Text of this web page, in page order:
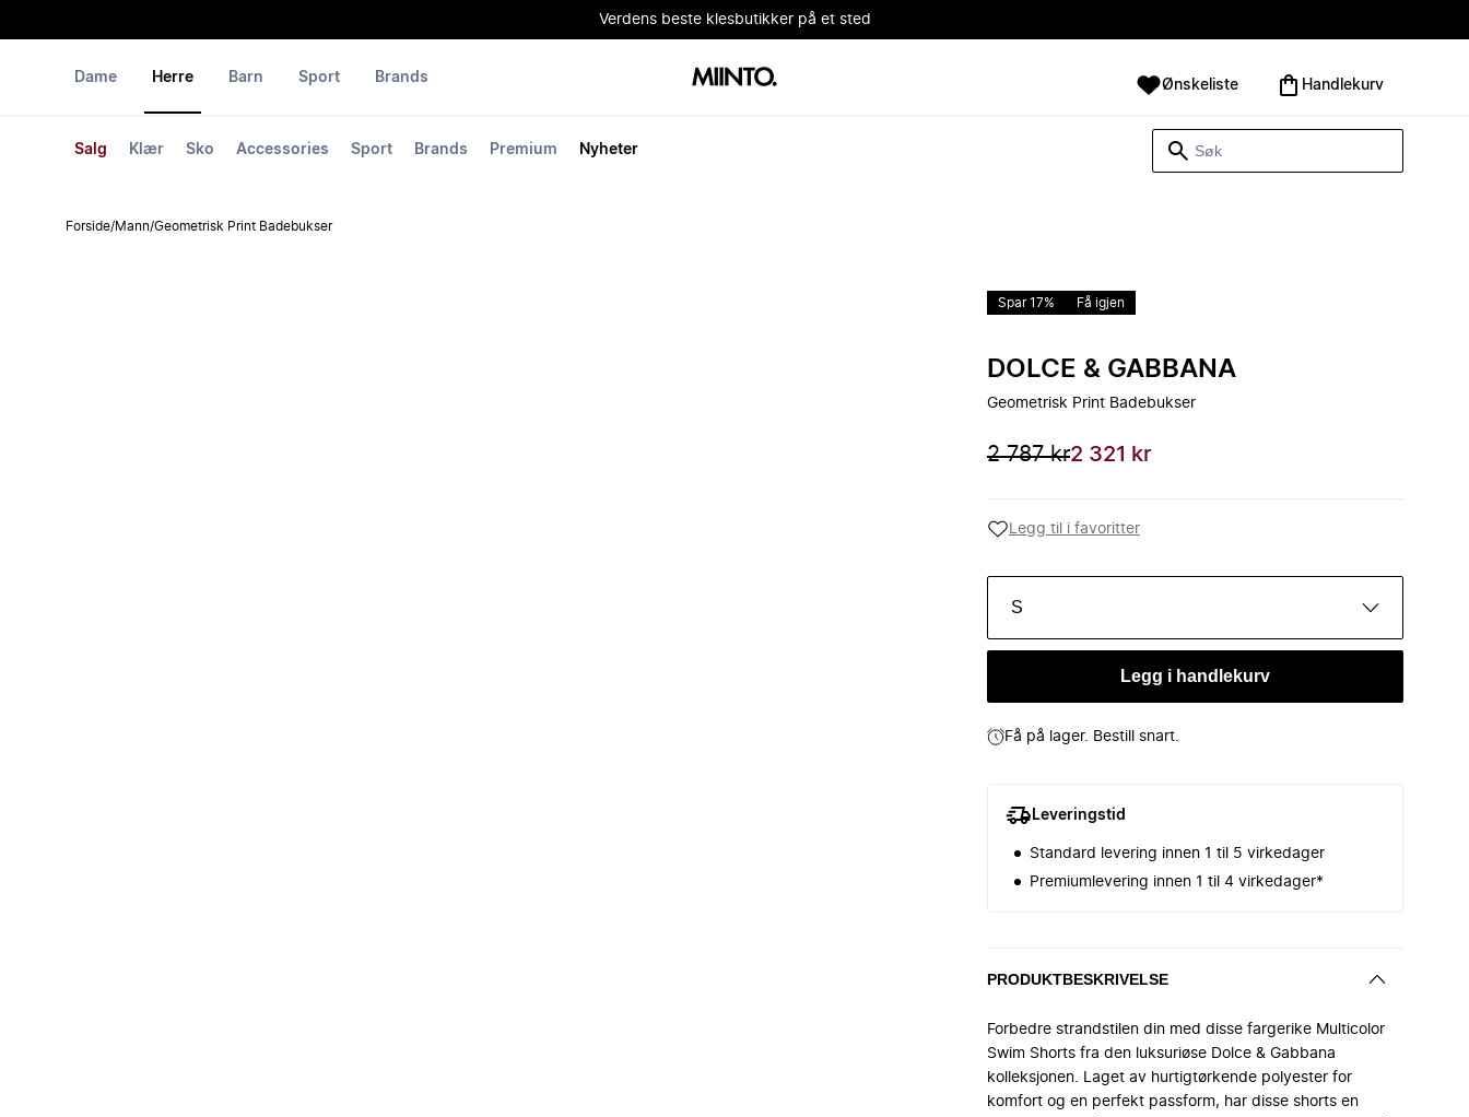
Verdens beste klesbutikker på et sted
Dame Herre
Salg Klær Sko Accessories Sport Brands Premium Nyheter
Barn Sport Brands Ønskeliste Handlekurv
Forside/Mann/Geometrisk Print Badebukser
Spar 17% Få igjen
DOLCE & GABBANA
Geometrisk Print Badebukser
2 787 kr2 321 kr
Legg til i favoritter
S
Legg i handlekurv
Få på lager. Bestill snart.
Leveringstid
Standard levering innen 1 til 5 virkedager
Premiumlevering innen 1 til 4 virkedager*
PRODUKTBESKRIVELSE
Forbedre strandstilen din med disse fargerike Multicolor
Swim Shorts fra den luksuriøse Dolce & Gabbana
kolleksjonen. Laget av hurtigtørkende polyester for
komfort og en perfekt passform, har disse shorts en